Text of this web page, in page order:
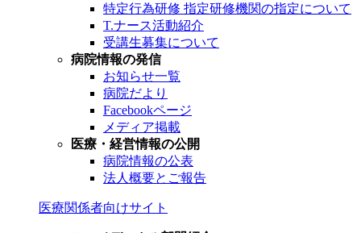
特定行為研修 指定研修機関の指定について
T.ナース活動紹介
受講生募集について
病院情報の発信
お知らせ一覧
病院だより
Facebookページ
メディア掲載
医療・経営情報の公開
病院情報の公表
法人概要とご報告
医療関係者向けサイト